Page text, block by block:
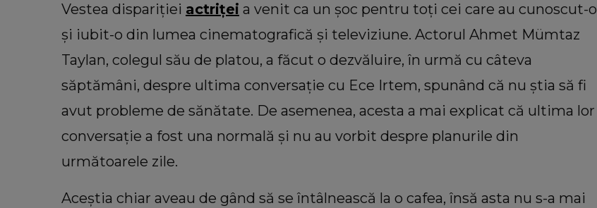
Vestea dispariției actriței a venit ca un șoc pentru toți cei care au cunoscut-o
și iubit-o din lumea cinematografică și televiziune. Actorul Ahmet Mümtaz
Taylan, colegul său de platou, a făcut o dezvăluire, în urmă cu câteva
săptămâni, despre ultima conversație cu Ece Irtem, spunând că nu știa să fi
avut probleme de sănătate. De asemenea, acesta a mai explicat că ultima lor
conversație a fost una normală și nu au vorbit despre planurile din
următoarele zile.
Aceștia chiar aveau de gând să se întâlnească la o cafea, însă asta nu s-a mai